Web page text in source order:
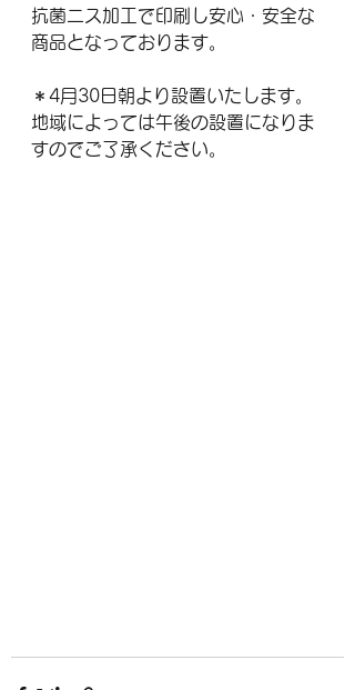
抗菌ニス加工で印刷し安心・安全な
商品となっております。
＊4月30日朝より設置いたします。
地域によっては午後の設置になりま
すのでご了承ください。